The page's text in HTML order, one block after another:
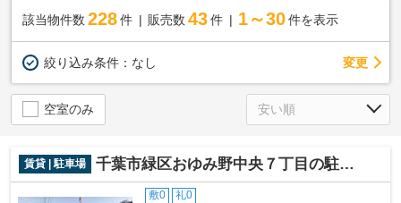
該当物件数 228件 販売数 43 件 1～30 件を表示
絞り込み条件： なし 変更
空室のみ
賃貸 | 駐車場 千葉市緑区おゆみ野中央７丁目の駐車場
敷0 礼0